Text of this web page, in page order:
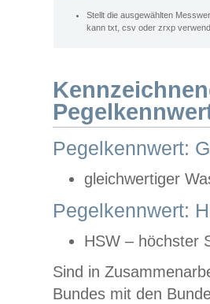
Stellt die ausgewählten
kann txt, csv oder zrxp
Pegelkennwert:
gleichwertiger
Pegelkennwert:
HSW – höchster
Sind in
Bundes mit den